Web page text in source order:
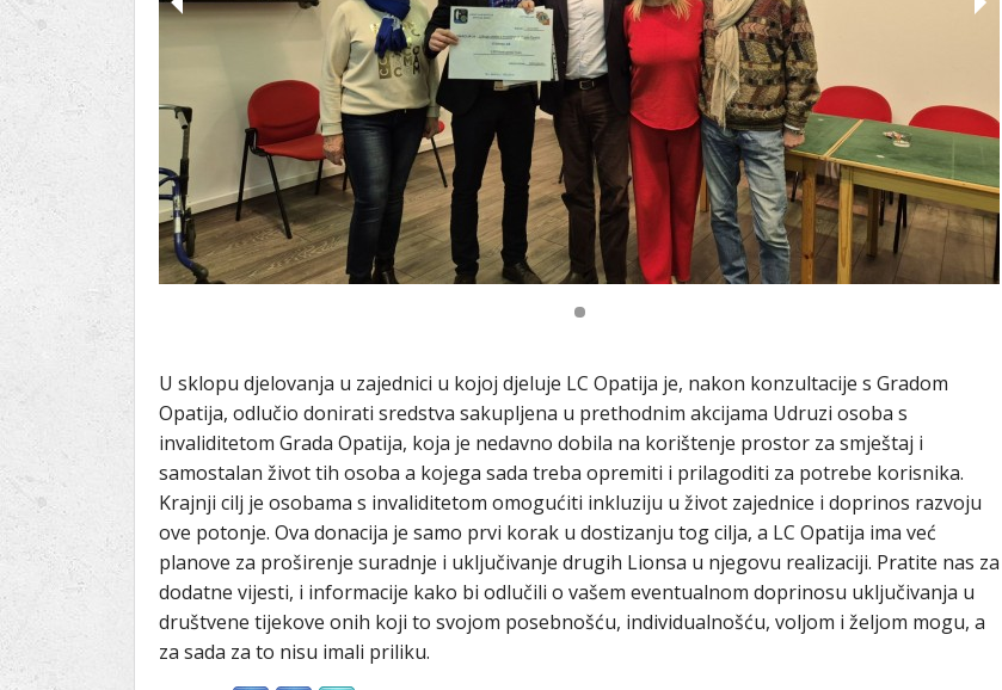
U sklopu djelovanja u zajednici u kojoj djeluje LC Opatija je, nakon konzultacije s Gradom
Opatija, odlučio donirati sredstva sakupljena u prethodnim akcijama Udruzi osoba s
invaliditetom Grada Opatija, koja je nedavno dobila na korištenje prostor za smještaj i
samostalan život tih osoba a kojega sada treba opremiti i prilagoditi za potrebe korisnika.
Krajnji cilj je osobama s invaliditetom omogućiti inkluziju u život zajednice i doprinos razvoju
ove potonje. Ova donacija je samo prvi korak u dostizanju tog cilja, a LC Opatija ima već
planove za proširenje suradnje i uključivanje drugih Lionsa u njegovu realizaciji. Pratite nas za
dodatne vijesti, i informacije kako bi odlučili o vašem eventualnom doprinosu uključivanja u
društvene tijekove onih koji to svojom posebnošću, individualnošću, voljom i željom mogu, a
za sada za to nisu imali priliku.